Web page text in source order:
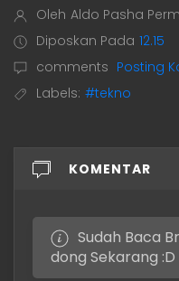
Oleh Aldo Pasha
Diposkan Pada 12.15
comments Posting
Labels: #tekno
KOMENTAR
Sudah Baca
dong Sekarang :D